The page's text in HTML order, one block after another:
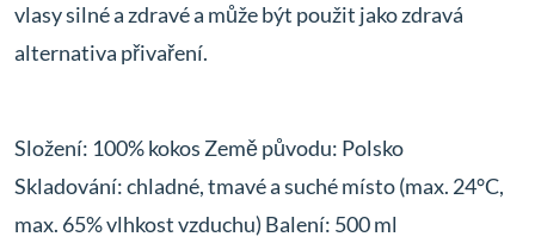
vlasy silné a zdravé a může být použit jako zdravá
alternativa přivaření.
Složení: 100% kokos Země původu: Polsko
Skladování: chladné, tmavé a suché místo (max. 24°C,
max. 65% vlhkost vzduchu) Balení: 500 ml